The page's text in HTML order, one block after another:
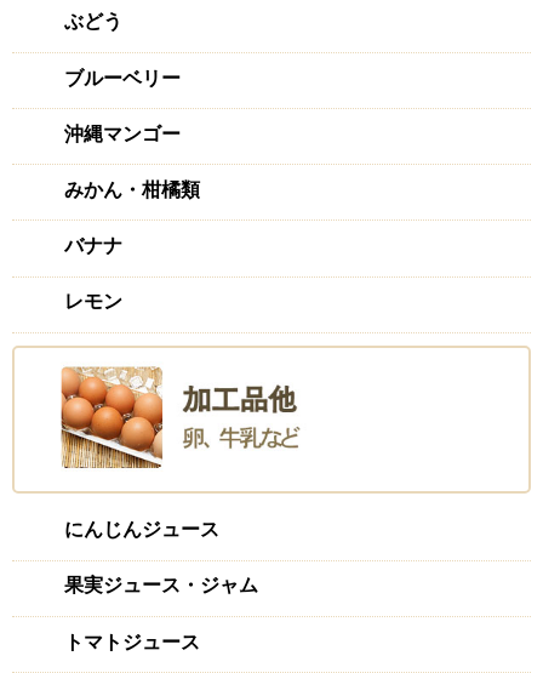
ぶどう
ブルーベリー
沖縄マンゴー
みかん・柑橘類
バナナ
レモン
にんじんジュース
果実ジュース・ジャム
トマトジュース